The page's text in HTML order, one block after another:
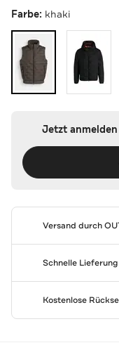
Farbe: khaki
Jetzt
Versand durch
Schnelle
Kostenlose